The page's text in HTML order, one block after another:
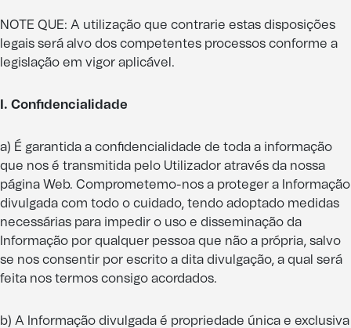
NOTE QUE: A utilização que contrarie estas disposições
legais será alvo dos competentes processos conforme a
legislação em vigor aplicável.
I. Confidencialidade
a) É garantida a confidencialidade de toda a informação
que nos é transmitida pelo Utilizador através da nossa
página Web. Comprometemo-nos a proteger a Informação
divulgada com todo o cuidado, tendo adoptado medidas
necessárias para impedir o uso e disseminação da
Informação por qualquer pessoa que não a própria, salvo
se nos consentir por escrito a dita divulgação, a qual será
feita nos termos consigo acordados.
b) A Informação divulgada é propriedade única e exclusiva